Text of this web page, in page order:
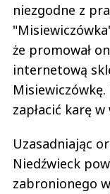
niezgodne z
że promował
internetową
zapłacić karę w
Uzasadniając
Niedźwieck
zabronionego